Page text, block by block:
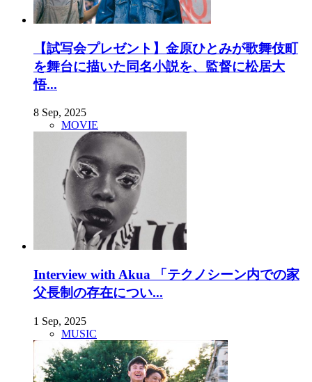
【試写会プレゼント】金原ひとみが歌舞伎町
を舞台に描いた同名小説を、監督に松居大
悟...
8 Sep, 2025
MOVIE
Interview with Akua 「テクノシーン内での家
父長制の存在につい...
1 Sep, 2025
MUSIC